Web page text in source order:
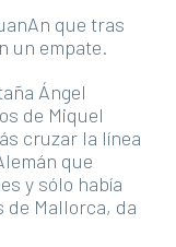
que tras
un empate.
Ángel
de Miquel
cruzar la línea
que
y sólo había
Mallorca, da